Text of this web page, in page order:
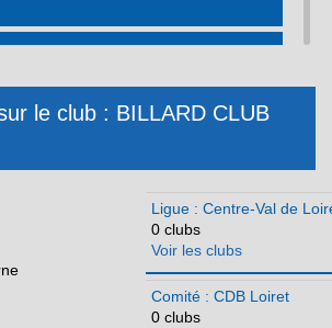
le club : BILLARD CLUB
Ligue : Centre-Val de
0 clubs
Voir les clubs
Comité : CDB Loiret
0 clubs